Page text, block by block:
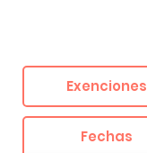
Exenciones
Fechas